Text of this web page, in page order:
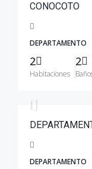
CONOCOTO
DEPARTAMENTO
2
Habitaciones
2
DEPARTAMENTO